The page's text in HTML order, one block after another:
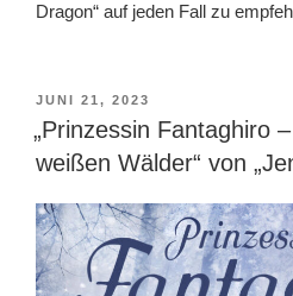
Dragon“ auf jeden Fall zu
VERÖFFENTLICHT
AM
JUNI 21, 2023
„Prinzessin Fantaghiro
weißen Wälder“ von